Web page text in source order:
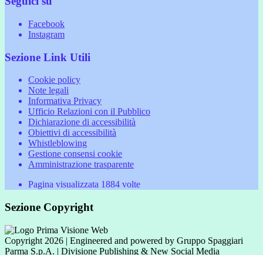
Facebook
Instagram
Sezione Link Utili
Cookie policy
Note legali
Informativa Privacy
Ufficio Relazioni con il Pubblico
Dichiarazione di accessibilità
Obiettivi di accessibilità
Whistleblowing
Gestione consensi cookie
Amministrazione trasparente
Pagina visualizzata 1884 volte
Sezione Copyright
Copyright 2026 | Engineered and powered by Gruppo Spaggiari
Parma S.p.A. | Divisione Publishing & New Social Media